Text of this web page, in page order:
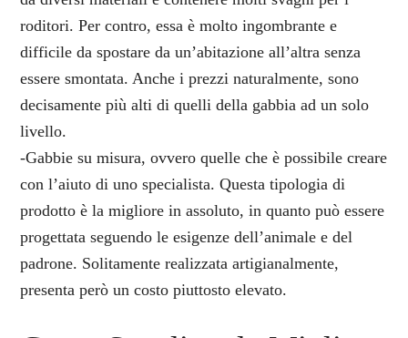
roditori. Per contro, essa è molto ingombrante e
difficile da spostare da un’abitazione all’altra senza
essere smontata. Anche i prezzi naturalmente, sono
decisamente più alti di quelli della gabbia ad un solo
livello.
-Gabbie su misura, ovvero quelle che è possibile creare
con l’aiuto di uno specialista. Questa tipologia di
prodotto è la migliore in assoluto, in quanto può essere
progettata seguendo le esigenze dell’animale e del
padrone. Solitamente realizzata artigianalmente,
presenta però un costo piuttosto elevato.